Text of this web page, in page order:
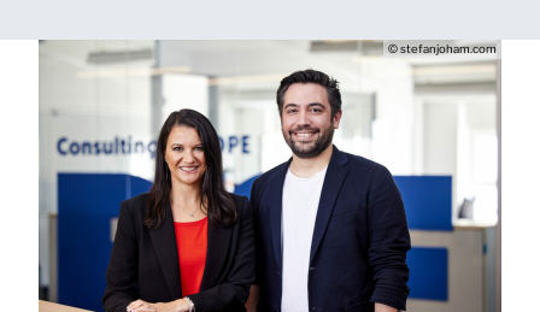
© stefanjoham.com